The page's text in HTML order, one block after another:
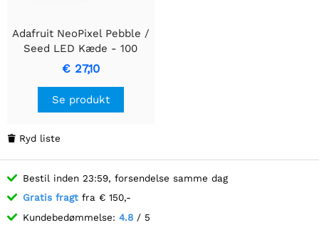
Adafruit NeoPixel Pebble /
Seed LED Kæde - 100
LEDs - 4" afstand
€ 27,10
Se produkt
 Ryd liste
Bestil inden 23:59, forsendelse samme dag
Gratis fragt fra € 150,-
Kundebedømmelse: 4.8 / 5